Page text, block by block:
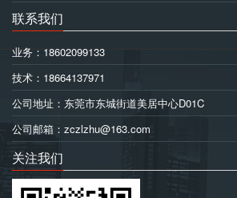
联系我们
业务：18602099133
技术：18664137971
公司地址：东莞市东城街道美居中心D01C
公司邮箱：zczlzhu@163.com
关注我们